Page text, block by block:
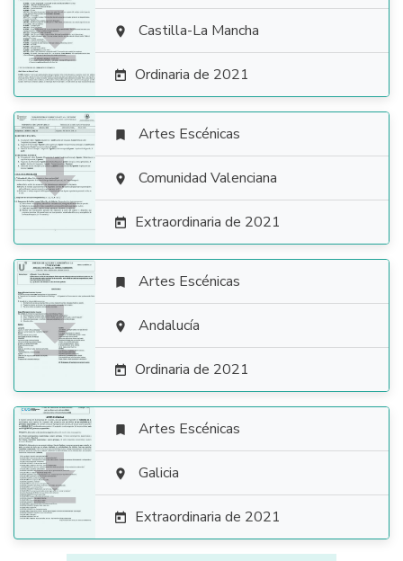
  Castilla-La Mancha
 Ordinaria de 2021

 Artes Escénicas
 Comunidad Valenciana
 Extraordinaria de 2021

 Artes Escénicas
 Andalucía
 Ordinaria de 2021

 Artes Escénicas
 Galicia
 Extraordinaria de 2021